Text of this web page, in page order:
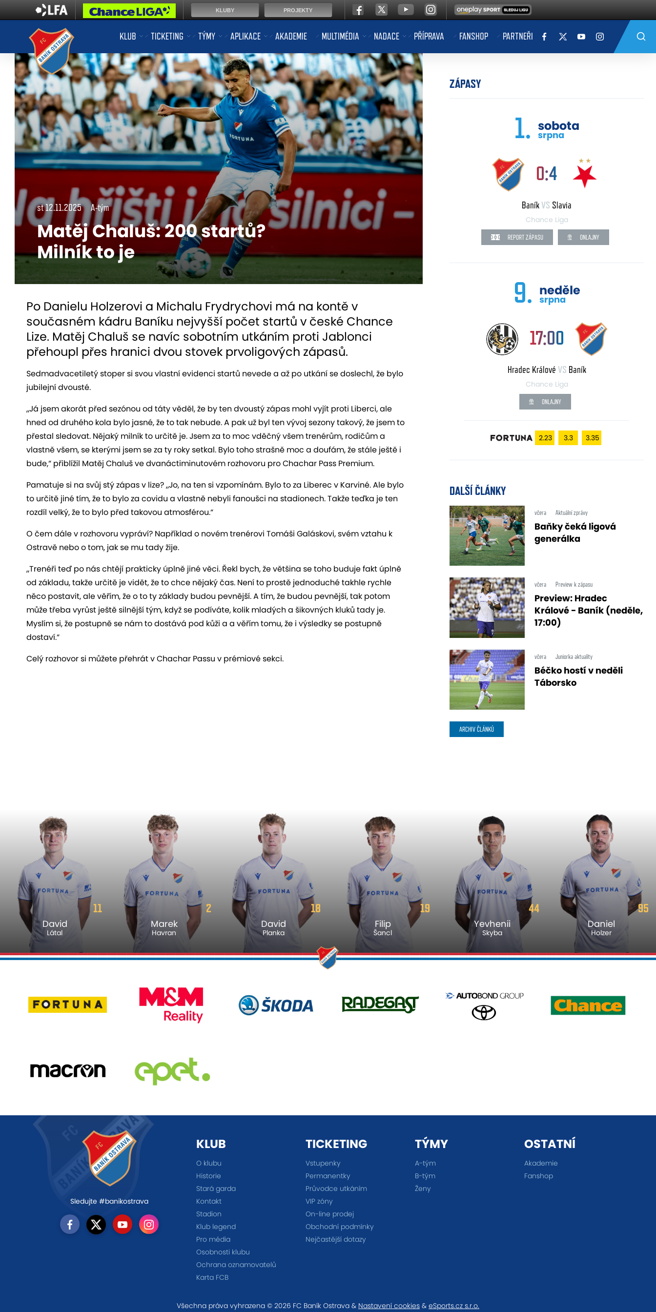
KLUB TICKETING TÝMY APLIKACE AKADEMIE MULTIMÉDIA NADACE PŘÍPRAVA FANSHOP PARTNEŘI
st 12.11.2025 A-tým
Matěj Chaluš: 200 startů?
Milník to je
Po Danielu Holzerovi a Michalu Frydrychovi má na kontě v
současném kádru Baníku nejvyšší počet startů v české Chance
Lize. Matěj Chaluš se navíc sobotním utkáním proti Jablonci
přehoupl přes hranici dvou stovek prvoligových zápasů.
Sedmadvacetiletý stoper si svou vlastní evidenci startů nevede a až po utkání se doslechl, že bylo
jubilejní dvousté.
„Já jsem akorát před sezónou od táty věděl, že by ten dvoustý zápas mohl vyjít proti Liberci, ale
hned od druhého kola bylo jasné, že to tak nebude. A pak už byl ten vývoj sezony takový, že jsem to
přestal sledovat. Nějaký milník to určitě je. Jsem za to moc vděčný všem trenérům, rodičům a
vlastně všem, se kterými jsem se za ty roky setkal. Bylo toho strašně moc a doufám, že stále ještě i
bude,“ přiblížil Matěj Chaluš ve dvanáctiminutovém rozhovoru pro Chachar Pass Premium.
Pamatuje si na svůj stý zápas v lize? „Jo, na ten si vzpomínám. Bylo to za Liberec v Karviné. Ale bylo
to určitě jiné tím, že to bylo za covidu a vlastně nebyli fanoušci na stadionech. Takže teďka je ten
rozdíl velký, že to bylo před takovou atmosférou.“
O čem dále v rozhovoru vypráví? Například o novém trenérovi Tomáši Galáskovi, svém vztahu k
Ostravě nebo o tom, jak se mu tady žije.
„Trenéři teď po nás chtějí prakticky úplně jiné věci. Řekl bych, že většina se toho buduje fakt úplně
od základu, takže určitě je vidět, že to chce nějaký čas. Není to prostě jednoduché takhle rychle
něco postavit, ale věřím, že o to ty základy budou pevnější. A tím, že budou pevnější, tak potom
může třeba vyrůst ještě silnější tým, když se podíváte, kolik mladých a šikovných kluků tady je.
Myslím si, že postupně se nám to dostává pod kůži a a věřím tomu, že i výsledky se postupně
dostaví.“
Celý rozhovor si můžete přehrát v Chachar Passu v prémiové sekci.
ZÁPASY
1. sobota
srpna
0:4
BaníkVS Slavia
Chance Liga
REPORT ZÁPASU ONLAJNY
9. neděle
srpna
17:00
Hradec Králové VS Baník
Chance Liga
ONLAJNY
2.23 3.3 3.35
DALŠÍ ČLÁNKY
včera Aktuální zprávy
Baňky čeká ligová
generálka
včera Preview k zápasu
Preview: Hradec
Králové - Baník (neděle,
17:00)
včera Juniorka aktuality
Béčko hostí v neděli
Táborsko
ARCHIV ČLÁNKŮ
11
David
Látal
2
Marek
Havran
18
David
Planka
19
Filip
Šancl
44
Yevhenii
Skyba
95
Daniel
Holzer
Sledujte #banikostrava
KLUB
O klubu
Historie
Stará garda
Kontakt
Stadion
Klub legend
Pro média
Osobnosti klubu
Ochrana oznamovatelů
Karta FCB
TICKETING
Vstupenky
Permanentky
Průvodce utkáním
VIP zóny
On-line prodej
Obchodní podmínky
Nejčastější dotazy
TÝMY
A-tým
B-tým
Ženy
OSTATNÍ
Akademie
Fanshop
Všechna práva vyhrazena © 2026 FC Baník Ostrava & Nastavení cookies & eSports.cz s.r.o.
KLUBY PROJEKTY